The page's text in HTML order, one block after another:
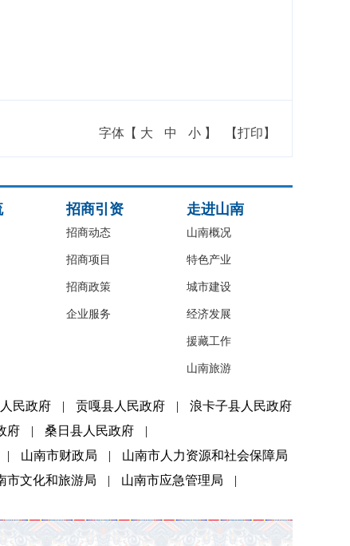
字体【 大 中 小 】 【打印】
招商引资
招商动态
招商项目
招商政策
企业服务
走进山南
山南概况
特色产业
城市建设
经济发展
援藏工作
山南旅游
民政府 | 贡嘎县人民政府 |
浪卡子县人民政府
府 | 桑日县人民政府
|
| 山南市财政局 |
山南市人力资源和社会保障局
市文化和旅游局 | 山南市应急管理局
|